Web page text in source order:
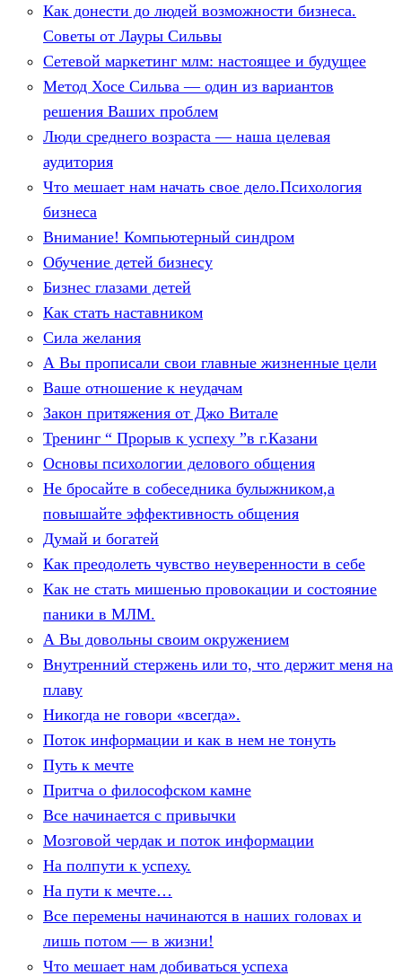
Как донести до людей возможности бизнеса.
Советы от Лауры Сильвы
Сетевой маркетинг млм: настоящее и будущее
Метод Хосе Сильва — один из вариантов
решения Ваших проблем
Люди среднего возраста — наша целевая
аудитория
Что мешает нам начать свое дело.Психология
бизнеса
Внимание! Компьютерный синдром
Обучение детей бизнесу
Бизнес глазами детей
Как стать наставником
Сила желания
А Вы прописали свои главные жизненные цели
Ваше отношение к неудачам
Закон притяжения от Джо Витале
Тренинг “ Прорыв к успеху ”в г.Казани
Основы психологии делового общения
Не бросайте в собеседника булыжником,а
повышайте эффективность общения
Думай и богатей
Как преодолеть чувство неуверенности в себе
Как не стать мишенью провокации и состояние
паники в МЛМ.
А Вы довольны своим окружением
Внутренний стержень или то, что держит меня на
плаву
Никогда не говори «всегда».
Поток информации и как в нем не тонуть
Путь к мечте
Притча о философском камне
Все начинается с привычки
Мозговой чердак и поток информации
На полпути к успеху.
На пути к мечте…
Все перемены начинаются в наших головах и
лишь потом — в жизни!
Что мешает нам добиваться успеха